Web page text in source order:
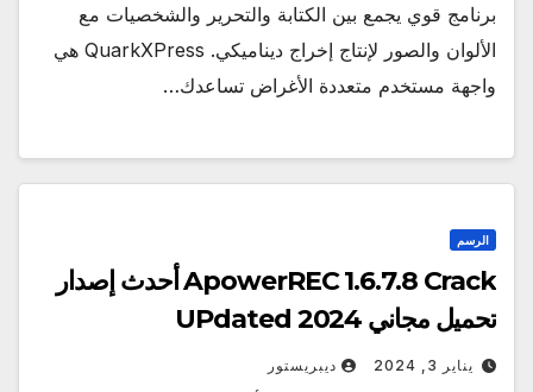
برنامج قوي يجمع بين الكتابة والتحرير والشخصيات مع
الألوان والصور لإنتاج إخراج ديناميكي. QuarkXPress هي
واجهة مستخدم متعددة الأغراض تساعدك…
الرسم
ApowerREC 1.6.7.8 Crack أحدث إصدار
تحميل مجاني UPdated 2024
يناير 3, 2024 ديبريستور